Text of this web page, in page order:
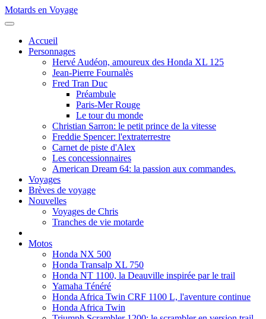
Motards en Voyage
Accueil
Personnages
Hervé Audéon, amoureux des Honda XL 125
Jean-Pierre Fournalès
Fred Tran Duc
Préambule
Paris-Mer Rouge
Le tour du monde
Christian Sarron: le petit prince de la vitesse
Freddie Spencer: l'extraterrestre
Carnet de piste d'Alex
Les concessionnaires
American Dream 64: la passion aux commandes.
Voyages
Brèves de voyage
Nouvelles
Voyages de Chris
Tranches de vie motarde
Motos
Honda NX 500
Honda Transalp XL 750
Honda NT 1100, la Deauville inspirée par le trail
Yamaha Ténéré
Honda Africa Twin CRF 1100 L, l'aventure continue
Honda Africa Twin